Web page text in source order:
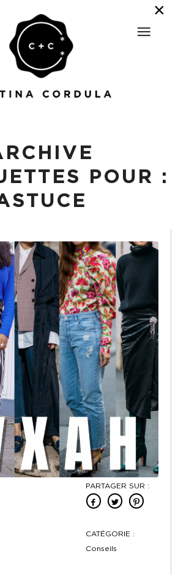
POUR :
PARTAGER SUR :
CATÉGORIE :
Conseils